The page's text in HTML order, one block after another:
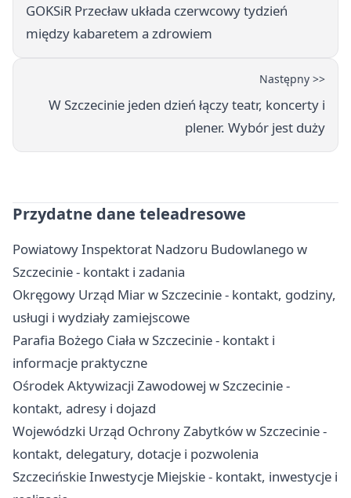
GOKSiR Przecław układa czerwcowy tydzień
między kabaretem a zdrowiem
Następny >>
W Szczecinie jeden dzień łączy teatr, koncerty i
plener. Wybór jest duży
Przydatne dane teleadresowe
Powiatowy Inspektorat Nadzoru Budowlanego w
Szczecinie - kontakt i zadania
Okręgowy Urząd Miar w Szczecinie - kontakt, godziny,
usługi i wydziały zamiejscowe
Parafia Bożego Ciała w Szczecinie - kontakt i
informacje praktyczne
Ośrodek Aktywizacji Zawodowej w Szczecinie -
kontakt, adresy i dojazd
Wojewódzki Urząd Ochrony Zabytków w Szczecinie -
kontakt, delegatury, dotacje i pozwolenia
Szczecińskie Inwestycje Miejskie - kontakt, inwestycje i